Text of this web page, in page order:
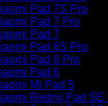
Pad 7S Pro
Pad 7 Pro
Pad 7
Pad 6S Pro
Pad 6 Pro
Pad 6
Mi Pad 5
Redmi Pad SE